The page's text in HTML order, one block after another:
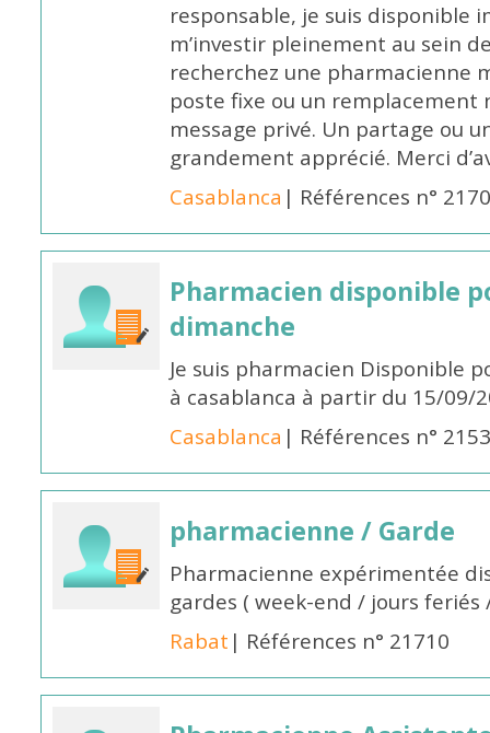
responsable, je suis
m’investir pleinement au sein
recherchez une pharmacienne
poste fixe ou un remplacement
message privé. Un partage ou
grandement apprécié. Merci
Casablanca | Références n°
Pharmacien disponible
dimanche
Je suis pharmacien Disponible
à casablanca à partir du 15/09/
Casablanca | Références n°
pharmacienne / Garde
Pharmacienne expérimentée
gardes ( week-end / jours
Rabat | Références n° 21710